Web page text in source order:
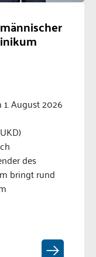
August 2026
des
bringt rund